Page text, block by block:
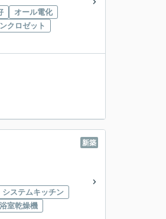
オール電化
クロゼット
新築
システムキッチン
浴室乾燥機